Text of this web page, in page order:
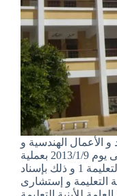
الأعمال الهندسية و
إدارة المشروعات ش.م.م فى يوم 2013/1/9 بعملية
استكمال مدارس هيئة الابنية التعليمة 1 و ذلك بإسناد
التعليمة و إستشارى